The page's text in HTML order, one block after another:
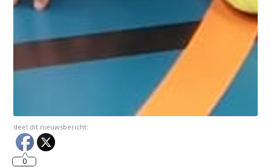
deel dit nieuwsbericht:
0